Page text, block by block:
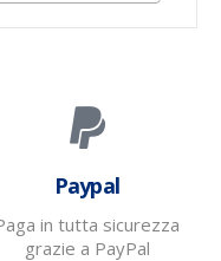
Paypal
in tutta sicurezza
grazie a PayPal